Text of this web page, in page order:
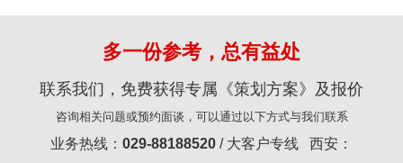
多一份参考，总有益处
联系我们，免费获得专属《策划方案》及报价
咨询相关问题或预约面谈，可以通过以下方式与我们联系
业务热线： 029-88188520 / 大客户专线 西安：